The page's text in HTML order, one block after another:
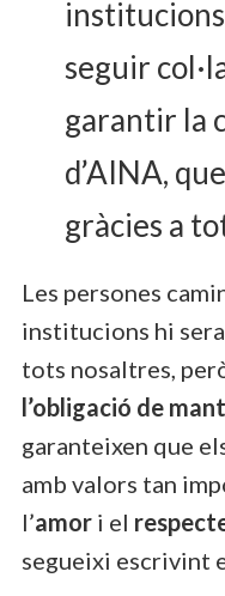
seguir
garantir la
d’AINA,
gràcies a
Les persones
institucions hi
tots nosaltres,
l’obligació de
garanteixen que
amb valors tan
l’amor i el
segueixi escrivint